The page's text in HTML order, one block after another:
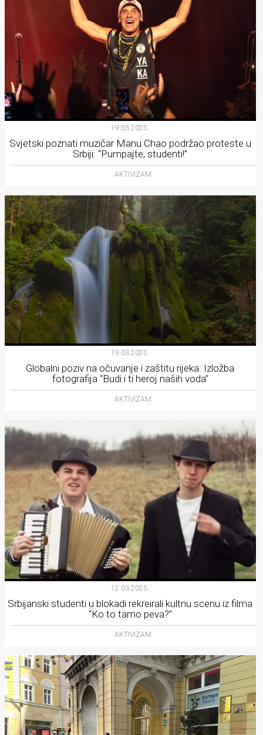
19.03.2025.
Svjetski poznati muzičar Manu Chao podržao proteste u
Srbiji: “Pumpajte, studenti!”
AKTIVIZAM
19.03.2025.
Globalni poziv na očuvanje i zaštitu rijeka: Izložba
fotografija “Budi i ti heroj naših voda”
AKTIVIZAM
12.03.2025.
Srbijanski studenti u blokadi rekreirali kultnu scenu iz filma
“Ko to tamo peva?”
AKTIVIZAM